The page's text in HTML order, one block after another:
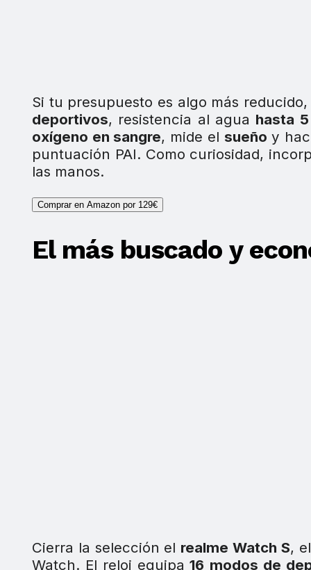
Si tu presupuesto es algo más
deportivos, resistencia al agua hasta
oxígeno en sangre, mide el sueño y
puntuación PAI. Como curiosidad,
las manos.
Comprar en Amazon por 129€
El más buscado y
Cierra la selección el realme Watch S,
Watch. El reloj equipa 16 modos de